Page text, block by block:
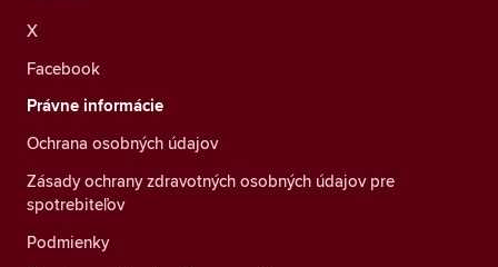
X
Facebook
Právne informácie
Ochrana osobných údajov
Zásady ochrany zdravotných osobných údajov pre
spotrebiteľov
Podmienky